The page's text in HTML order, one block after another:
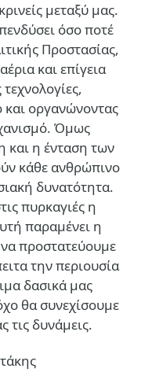
μεταξύ μας.
όσο ποτέ
Προστασίας,
και επίγεια
οργανώνοντας
Όμως
και η ένταση των
κάθε ανθρώπινο
δυνατότητα.
πυρκαγιές η
παραμένει η
προστατεύουμε
την περιουσία
δασικά μας
θα συνεχίσουμε
τις δυνάμεις.